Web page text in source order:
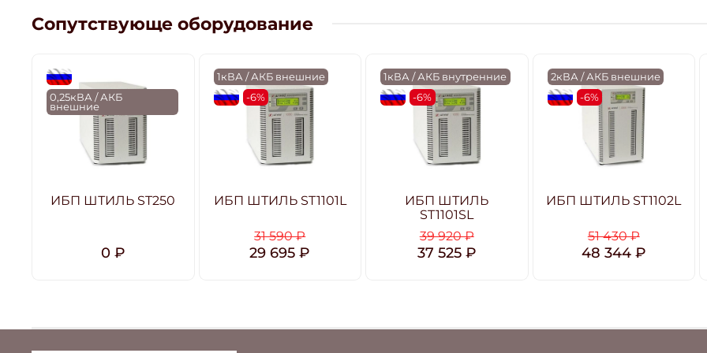
Сопутствующе оборудование
flagRU
0,25кВА / АКБ
внешние
ИБП ШТИЛЬ ST250
0 ₽
1кВА / АКБ внешние
flagRU-6%
ИБП ШТИЛЬ ST1101L
31 590 ₽
29 695 ₽
1кВА / АКБ внутренние
flagRU-6%
ИБП ШТИЛЬ
ST1101SL
39 920 ₽
37 525 ₽
2кВА / АКБ внешние
flagRU-6%
ИБП ШТИЛЬ ST1102L
51 430 ₽
48 344 ₽